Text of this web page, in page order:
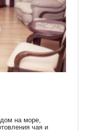
на море,
чая и